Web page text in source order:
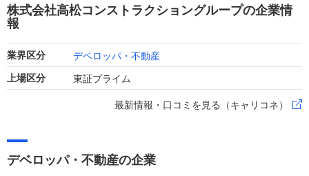
株式会社高松コンストラクショングループの企業情
報
業界区分 デベロッパ・不動産
上場区分
東証プライム
最新情報・口コミを見る（キャリコネ）
デベロッパ・不動産の企業